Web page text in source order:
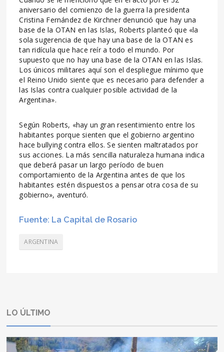
aniversario del comienzo de la guerra la presidenta
Cristina Fernández de Kirchner denunció que hay una
base de la OTAN en las Islas, Roberts planteó que «la
sola sugerencia de que hay una base de la OTAN es
tan ridícula que hace reír a todo el mundo. Por
supuesto que no hay una base de la OTAN en las Islas.
Los únicos militares aquí son el despliegue mínimo que
el Reino Unido siente que es necesario para defender a
las Islas contra cualquier posible actividad de la
Argentina».
Según Roberts, «hay un gran resentimiento entre los
habitantes porque sienten que el gobierno argentino
hace bullying contra ellos. Se sienten maltratados por
sus acciones. La más sencilla naturaleza humana indica
que deberá pasar un largo período de buen
comportamiento de la Argentina antes de que los
habitantes estén dispuestos a pensar otra cosa de su
gobierno», aventuró.
Fuente: La Capital de Rosario
ARGENTINA
LO ÚLTIMO